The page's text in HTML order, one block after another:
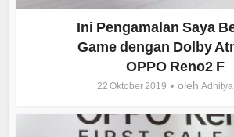
Ini Pengamalan Saya
Game dengan Dolby
OPPO Reno2 F
22 Oktober 2019 oleh Adhitya